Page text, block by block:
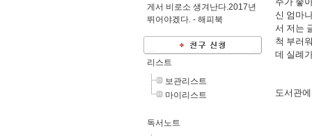
게서 비로소 생겨난다.2017년
뛰어야겠다. - 해피북
리스트
보관리스트
마이리스트
독서노트
신 엄마
서 저는
척 부러
데 실례
도서관